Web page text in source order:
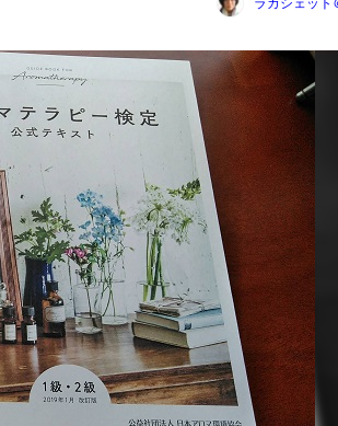
ラカシェット